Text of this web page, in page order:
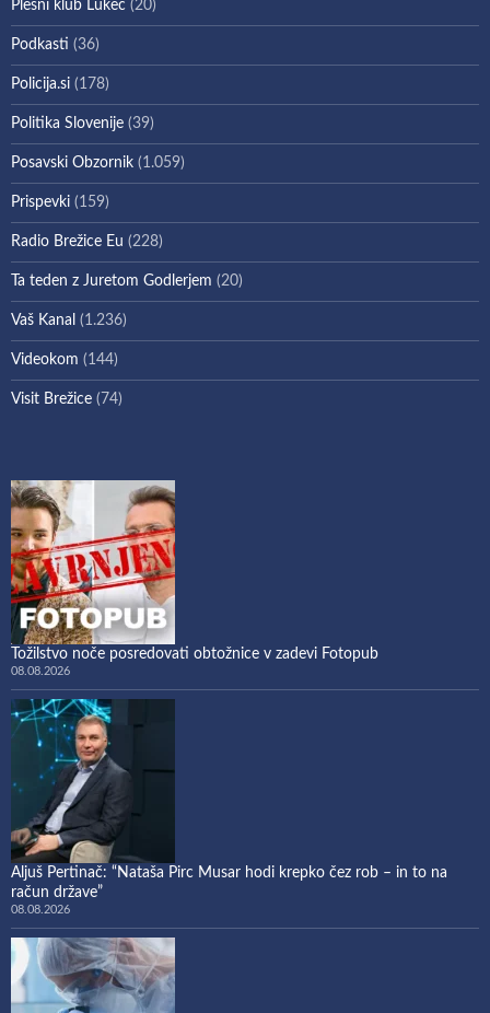
Plesni klub Lukec (20)
Podkasti (36)
Policija.si (178)
Politika Slovenije (39)
Posavski Obzornik (1.059)
Prispevki (159)
Radio Brežice Eu (228)
Ta teden z Juretom Godlerjem (20)
Vaš Kanal (1.236)
Videokom (144)
Visit Brežice (74)
Tožilstvo noče posredovati obtožnice v zadevi Fotopub
08.08.2026
Aljuš Pertinač: “Nataša Pirc Musar hodi krepko čez rob – in to na
račun države”
08.08.2026